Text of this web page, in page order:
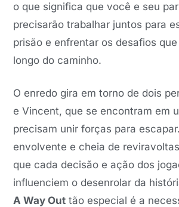
o que significa que você e seu
precisarão trabalhar juntos para
prisão e enfrentar os desafios
longo do caminho.
O enredo gira em torno de dois
e Vincent, que se encontram em
precisam unir forças para
envolvente e cheia de
que cada decisão e ação dos
influenciem o desenrolar da
A Way Out tão especial é a